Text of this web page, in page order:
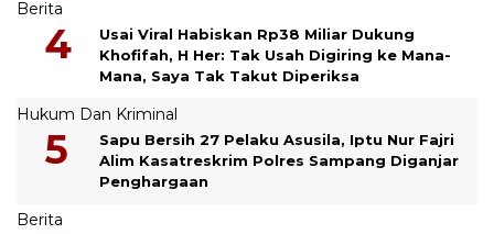
Berita
Usai Viral Habiskan Rp38 Miliar Dukung
Khofifah, H Her: Tak Usah Digiring ke Mana-
Mana, Saya Tak Takut Diperiksa
Hukum Dan Kriminal
Sapu Bersih 27 Pelaku Asusila, Iptu Nur Fajri
Alim Kasatreskrim Polres Sampang Diganjar
Penghargaan
Berita